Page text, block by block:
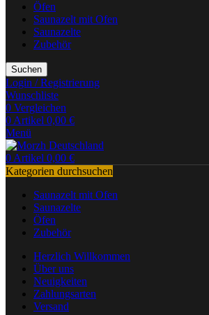
Öfen
Saunazelt mit Ofen
Saunazelte
Zubehör
Suchen
Login / Registrierung
Wunschliste
0 Vergleichen
0 Artikel 0,00 €
Menü
0 Artikel 0,00 €
Kategorien durchsuchen
Saunazelt mit Ofen
Saunazelte
Öfen
Zubehör
Herzlich Willkommen
Über uns
Neuigkeiten
Zahlungsarten
Versand